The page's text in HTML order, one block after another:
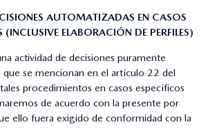
AUTOMATIZADAS EN CASOS
(INCLUSIVE ELABORACIÓN DE PERFILES)
actividad de decisiones puramente
que se mencionan en el artículo 22 del
procedimientos en casos específicos
de acuerdo con la presente por
ello fuera exigido de conformidad con la